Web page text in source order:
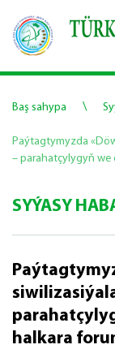
Baş sahypa \
Paýtagtymyzda
– parahatçylygyň we
SYÝASY
halkara